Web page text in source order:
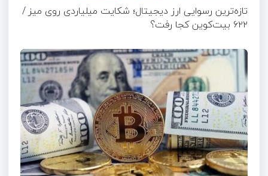
تازه‌ترین رسوایی ارز دیجیتال؛ شکایت میلیاردی روی میز /
۶۲۲ بیت‌کوین کجا رفت؟